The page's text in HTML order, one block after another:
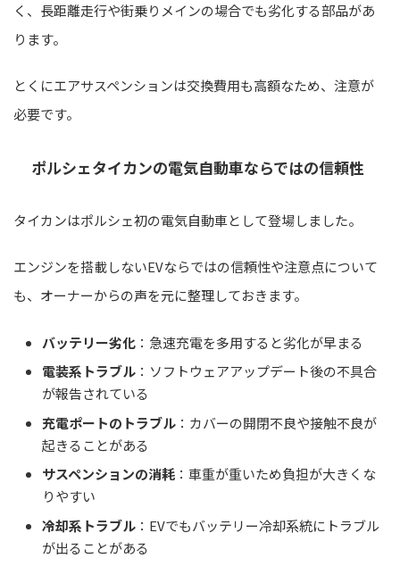
く、長距離走行や街乗りメインの場合でも劣化する部品があ
ります。
とくにエアサスペンションは交換費用も高額なため、注意が
必要です。
ポルシェタイカンの電気自動車ならではの信頼性
タイカンはポルシェ初の電気自動車として登場しました。
エンジンを搭載しないEVならではの信頼性や注意点について
も、オーナーからの声を元に整理しておきます。
バッテリー劣化 ：急速充電を多用すると劣化が早まる
電装系トラブル ：ソフトウェアアップデート後の不具合
が報告されている
充電ポートのトラブル ：カバーの開閉不良や接触不良が
起きることがある
サスペンションの消耗 ：車重が重いため負担が大きくな
りやすい
冷却系トラブル ：EVでもバッテリー冷却系統にトラブル
が出ることがある